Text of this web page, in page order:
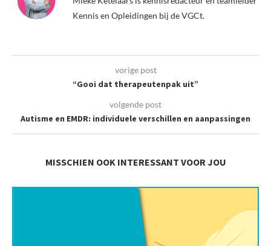
Kennis en Opleidingen bij de VGCt.
vorige post
“Gooi dat therapeutenpak uit”
volgende post
Autisme en EMDR: individuele verschillen en aanpassingen
MISSCHIEN OOK INTERESSANT VOOR JOU